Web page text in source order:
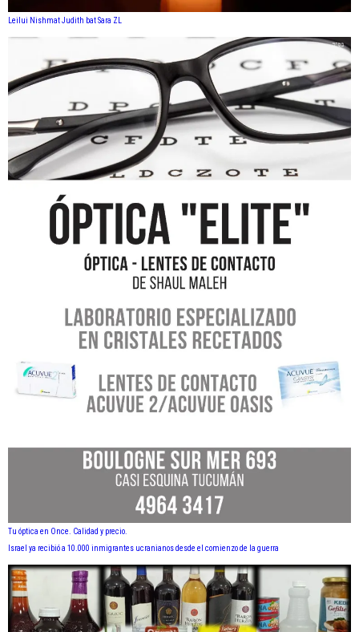
Leilui Nishmat Judith bat Sara ZL
Tu óptica en Once. Calidad y precio.
Israel ya recibió a 10.000 inmigrantes ucranianos desde el comienzo de la guerra